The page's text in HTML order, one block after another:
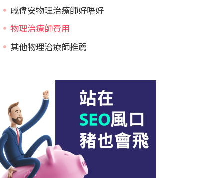
戚偉安物理治療師好唔好
物理治療師費用
其他物理治療師推薦